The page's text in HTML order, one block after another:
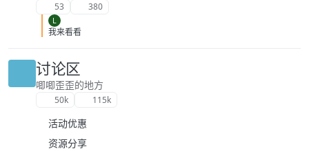
53 380
L
我来看看
讨论区
唧唧歪歪的地方
50k 115k
活动优惠
资源分享